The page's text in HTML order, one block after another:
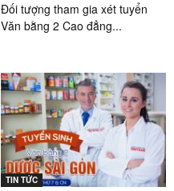
Đối tượng tham gia xét tuyển
Văn bằng 2 Cao đẳng...
TIN TỨC